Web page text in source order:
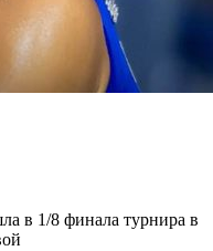
в 1/8 финала турнира в